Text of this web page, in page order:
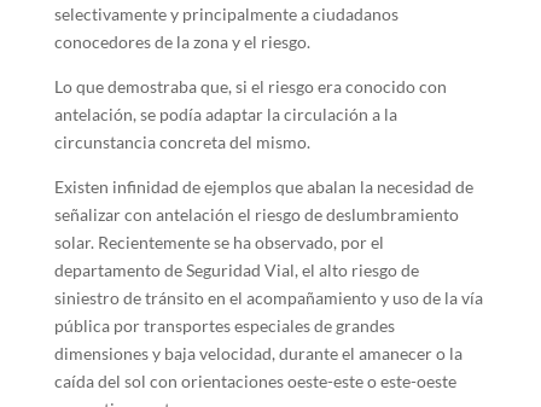
selectivamente y principalmente a ciudadanos
conocedores de la zona y el riesgo.
Lo que demostraba que, si el riesgo era conocido con
antelación, se podía adaptar la circulación a la
circunstancia concreta del mismo.
Existen infinidad de ejemplos que abalan la necesidad de
señalizar con antelación el riesgo de deslumbramiento
solar. Recientemente se ha observado, por el
departamento de Seguridad Vial, el alto riesgo de
siniestro de tránsito en el acompañamiento y uso de la vía
pública por transportes especiales de grandes
dimensiones y baja velocidad, durante el amanecer o la
caída del sol con orientaciones oeste-este o este-oeste